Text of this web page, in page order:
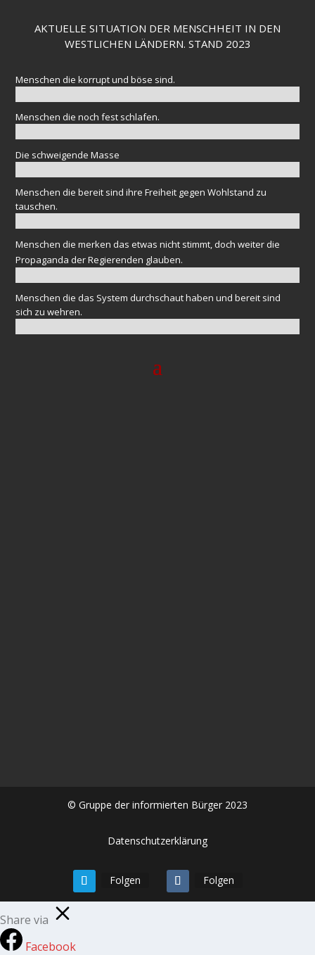
AKTUELLE SITUATION DER MENSCHHEIT IN DEN
WESTLICHEN LÄNDERN. STAND 2023
Menschen die korrupt und böse sind.
Menschen die noch fest schlafen.
Die schweigende Masse
Menschen die bereit sind ihre Freiheit gegen Wohlstand zu
tauschen.
Menschen die merken das etwas nicht stimmt, doch weiter die
Propaganda der Regierenden glauben.
Menschen die das System durchschaut haben und bereit sind
sich zu wehren.
© Gruppe der informierten Bürger 2023
Datenschutzerklärung
Folgen Folgen
Share via
Facebook